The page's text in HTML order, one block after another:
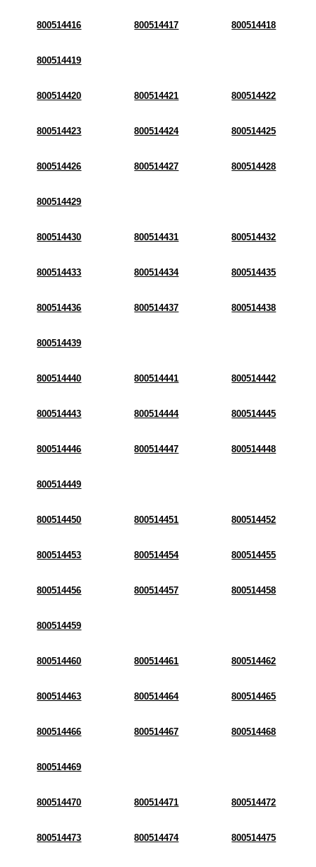
800514416 800514417 800514418
800514419
800514420 800514421 800514422
800514423 800514424 800514425
800514426 800514427 800514428
800514429
800514430 800514431 800514432
800514433 800514434 800514435
800514436 800514437 800514438
800514439
800514440 800514441 800514442
800514443 800514444 800514445
800514446 800514447 800514448
800514449
800514450 800514451 800514452
800514453 800514454 800514455
800514456 800514457 800514458
800514459
800514460 800514461 800514462
800514463 800514464 800514465
800514466 800514467 800514468
800514469
800514470 800514471 800514472
800514473 800514474 800514475